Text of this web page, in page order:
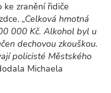
zranění řidiče
„Celková hmotná
000 Kč. Alkohol byl u
dechovou zkouškou.
policisté Městského
Michaela